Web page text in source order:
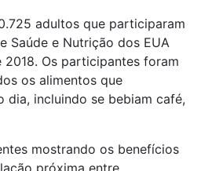
adultos que participaram
Saúde e Nutrição dos EUA
2018. Os participantes foram
os alimentos que
dia, incluindo se bebiam café,
mostrando os benefícios
próxima entre